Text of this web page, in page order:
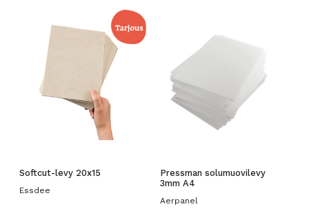
Softcut-levy 20x15
Essdee
Pressman solumuovilevy
3mm A4
Aerpanel